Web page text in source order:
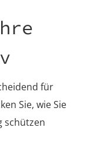
für
Sie, wie Sie
schützen